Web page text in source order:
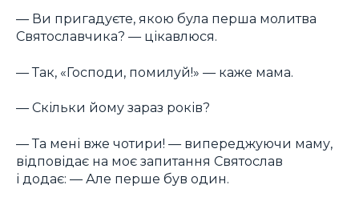
— Ви пригадуєте, якою була перша молитва
Святославчика? — цікавлюся.
— Так, «Господи, помилуй!» — каже мама.
— Скільки йому зараз років?
— Та мені вже чотири! — випереджуючи маму,
відповідає на моє запитання Святослав
і додає: — Але перше був один.